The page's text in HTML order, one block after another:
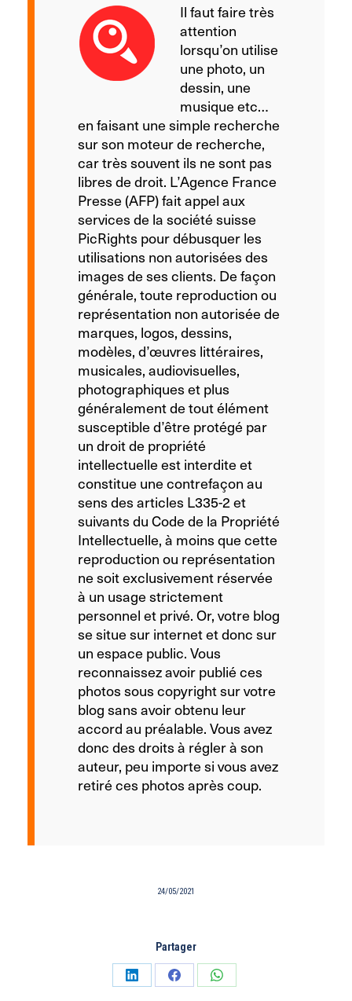
Il faut faire très
attention
lorsqu’on utilise
une photo, un
dessin, une
musique etc…
en faisant une simple recherche
sur son moteur de recherche,
car très souvent ils ne sont pas
libres de droit. L’Agence France
Presse (AFP) fait appel aux
services de la société suisse
PicRights pour débusquer les
utilisations non autorisées des
images de ses clients. De façon
générale, toute reproduction ou
représentation non autorisée de
marques, logos, dessins,
modèles, d’œuvres littéraires,
musicales, audiovisuelles,
photographiques et plus
généralement de tout élément
susceptible d’être protégé par
un droit de propriété
intellectuelle est interdite et
constitue une contrefaçon au
sens des articles L335-2 et
suivants du Code de la Propriété
Intellectuelle, à moins que cette
reproduction ou représentation
ne soit exclusivement réservée
à un usage strictement
personnel et privé. Or, votre blog
se situe sur internet et donc sur
un espace public. Vous
reconnaissez avoir publié ces
photos sous copyright sur votre
blog sans avoir obtenu leur
accord au préalable. Vous avez
donc des droits à régler à son
auteur, peu importe si vous avez
retiré ces photos après coup.
24/05/2021
Partager
PartagerPartagerPartager